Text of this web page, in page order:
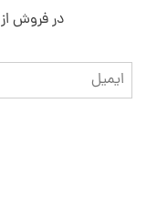
در فروش
ایمیل